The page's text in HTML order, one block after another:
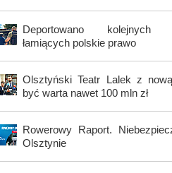
Deportowano kolejnych
łamiących polskie prawo
Olsztyński Teatr Lalek z
być warta nawet 100 mln zł
Rowerowy Raport.
Olsztynie